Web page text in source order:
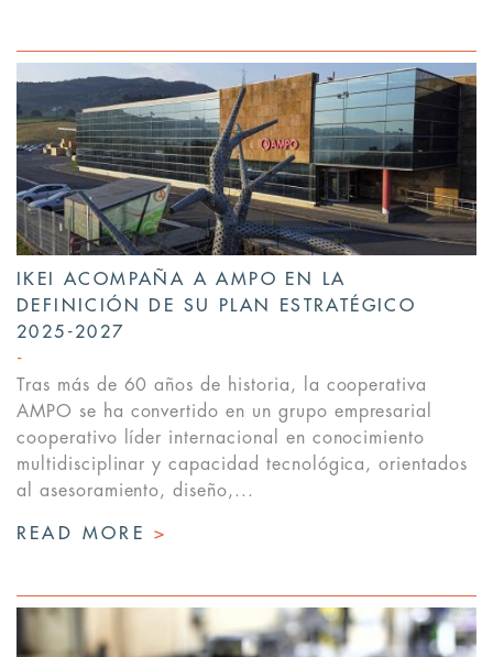
IKEI ACOMPAÑA A AMPO EN LA
DEFINICIÓN DE SU PLAN ESTRATÉGICO
2025-2027
Tras más de 60 años de historia, la cooperativa
AMPO se ha convertido en un grupo empresarial
cooperativo líder internacional en conocimiento
multidisciplinar y capacidad tecnológica, orientados
al asesoramiento, diseño,...
READ MORE >